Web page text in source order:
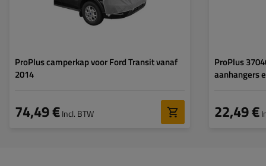
ProPlus camperkap voor Ford Transit vanaf
2014
Aan
74,49 €Incl. BTW
ProPlus
aanhangers
22,49 €